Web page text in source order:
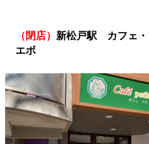
（閉店） 新松戸駅 カフェ・
エボ